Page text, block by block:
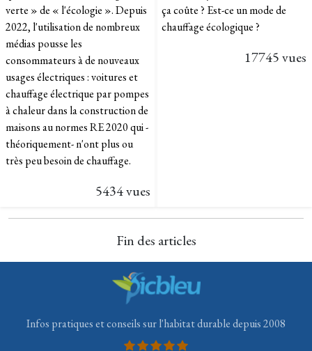
verte » de « l'écologie ». Depuis
2022, l'utilisation de nombreux
médias pousse les
consommateurs à de nouveaux
usages électriques : voitures et
chauffage électrique par pompes
à chaleur dans la construction de
maisons au normes RE 2020 qui -
théoriquement- n'ont plus ou
très peu besoin de chauffage.
5434 vues
ça coûte ? Est-ce un mode de
chauffage écologique ?
17745 vues
Fin des articles
Infos pratiques et conseils sur l'habitat durable depuis 2008